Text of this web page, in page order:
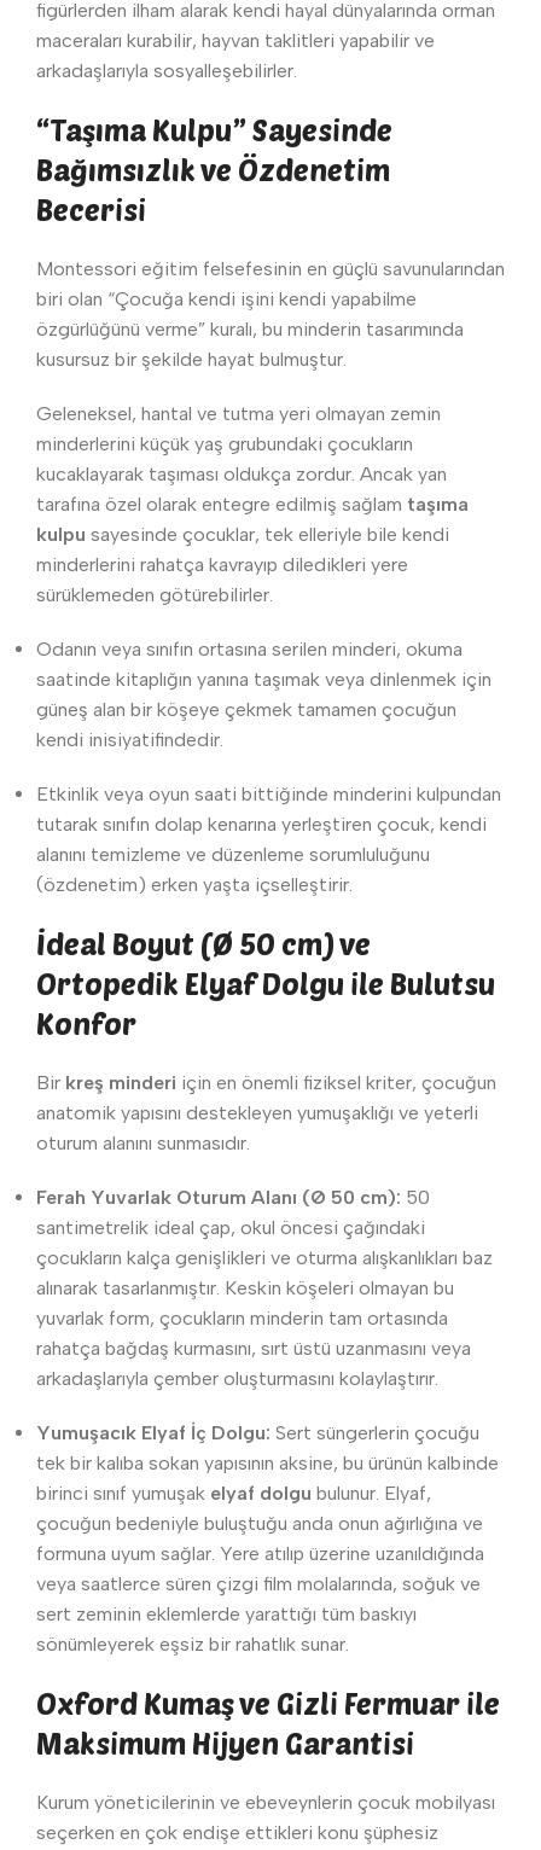
figürlerden ilham alarak kendi hayal dünyalarında orman
maceraları kurabilir, hayvan taklitleri yapabilir ve
arkadaşlarıyla sosyalleşebilirler.
“Taşıma Kulpu” Sayesinde
Bağımsızlık ve Özdenetim
Becerisi
Montessori eğitim felsefesinin en güçlü savunularından
biri olan “Çocuğa kendi işini kendi yapabilme
özgürlüğünü verme” kuralı, bu minderin tasarımında
kusursuz bir şekilde hayat bulmuştur.
Geleneksel, hantal ve tutma yeri olmayan zemin
minderlerini küçük yaş grubundaki çocukların
kucaklayarak taşıması oldukça zordur. Ancak yan
tarafına özel olarak entegre edilmiş sağlam taşıma
kulpu sayesinde çocuklar, tek elleriyle bile kendi
minderlerini rahatça kavrayıp diledikleri yere
sürüklemeden götürebilirler.
Odanın veya sınıfın ortasına serilen minderi, okuma
saatinde kitaplığın yanına taşımak veya dinlenmek için
güneş alan bir köşeye çekmek tamamen çocuğun
kendi inisiyatifindedir.
Etkinlik veya oyun saati bittiğinde minderini kulpundan
tutarak sınıfın dolap kenarına yerleştiren çocuk, kendi
alanını temizleme ve düzenleme sorumluluğunu
(özdenetim) erken yaşta içselleştirir.
İdeal Boyut (Ø 50 cm) ve
Ortopedik Elyaf Dolgu ile Bulutsu
Konfor
Bir kreş minderi için en önemli fiziksel kriter, çocuğun
anatomik yapısını destekleyen yumuşaklığı ve yeterli
oturum alanını sunmasıdır.
Ferah Yuvarlak Oturum Alanı (Ø 50 cm): 50
santimetrelik ideal çap, okul öncesi çağındaki
çocukların kalça genişlikleri ve oturma alışkanlıkları baz
alınarak tasarlanmıştır. Keskin köşeleri olmayan bu
yuvarlak form, çocukların minderin tam ortasında
rahatça bağdaş kurmasını, sırt üstü uzanmasını veya
arkadaşlarıyla çember oluşturmasını kolaylaştırır.
Yumuşacık Elyaf İç Dolgu: Sert süngerlerin çocuğu
tek bir kalıba sokan yapısının aksine, bu ürünün kalbinde
birinci sınıf yumuşak elyaf dolgu bulunur. Elyaf,
çocuğun bedeniyle buluştuğu anda onun ağırlığına ve
formuna uyum sağlar. Yere atılıp üzerine uzanıldığında
veya saatlerce süren çizgi film molalarında, soğuk ve
sert zeminin eklemlerde yarattığı tüm baskıyı
sönümleyerek eşsiz bir rahatlık sunar.
Oxford Kumaş ve Gizli Fermuar ile
Maksimum Hijyen Garantisi
Kurum yöneticilerinin ve ebeveynlerin çocuk mobilyası
seçerken en çok endişe ettikleri konu şüphesiz